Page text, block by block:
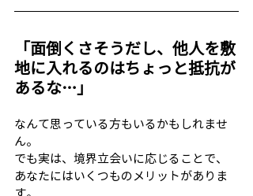
「面倒くさそうだし、他人を敷
地に入れるのはちょっと抵抗が
あるな…」
なんて思っている方もいるかもしれませ
ん。
でも実は、境界立会いに応じることで、
あなたにはいくつものメリットがありま
す。